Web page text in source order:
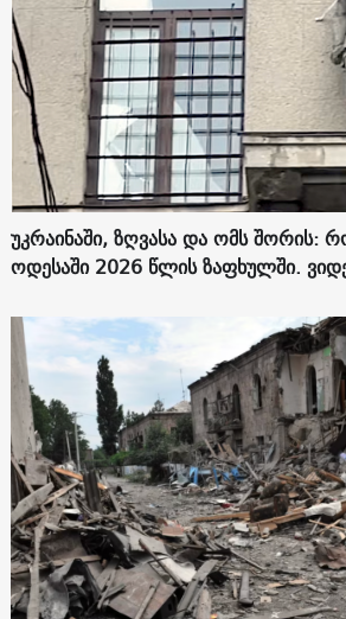
უკრაინაში, ზღვასა და ომს შორის:
ოდესაში 2026 წლის ზაფხულში.